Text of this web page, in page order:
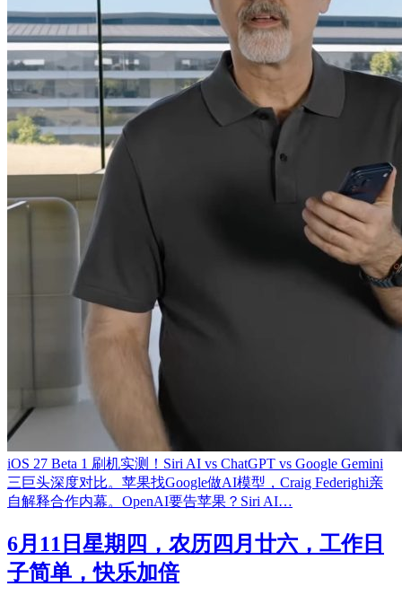
iOS 27 Beta 1 刷机实测！Siri AI vs ChatGPT vs Google Gemini
三巨头深度对比。苹果找Google做AI模型，Craig Federighi亲
自解释合作内幕。OpenAI要告苹果？Siri AI…
6月11日星期四，农历四月廿六，工作日
子简单，快乐加倍